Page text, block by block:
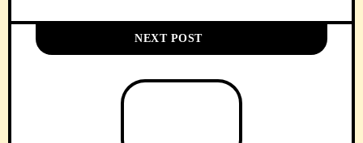
NEXT POST